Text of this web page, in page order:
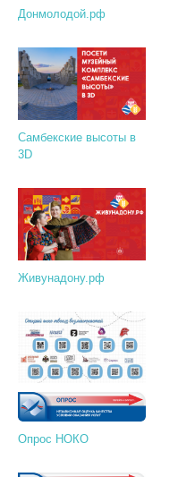
Донмолодой.рф
Самбекские высоты в
3D
Живунадону.рф
Опрос НОКО